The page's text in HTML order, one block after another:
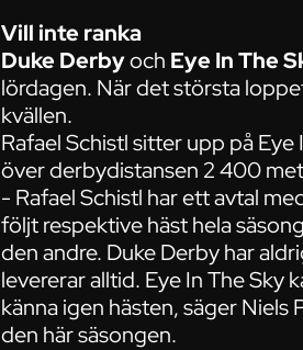
Vill inte ranka
Duke Derbyoch Eye In The
lördagen. När det största
kvällen.
Rafael Schistl sitter upp på
över derbydistansen 2 400
- Rafael Schistl har ett avtal
följt respektive häst hela
den andre. Duke Derby har
levererar alltid. Eye In The Sky
känna igen hästen, säger
den här säsongen.